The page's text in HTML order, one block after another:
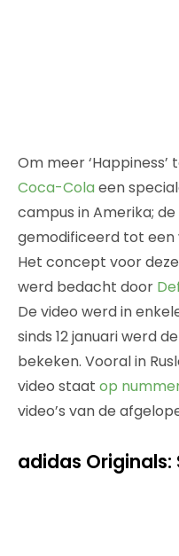
Om meer
Coca-Cola een
campus in Amerika;
gemodificeerd tot een
Het concept voor
werd bedacht door
De video werd in
sinds 12 januari werd
bekeken. Vooral in
video staat op
video’s van de
adidas